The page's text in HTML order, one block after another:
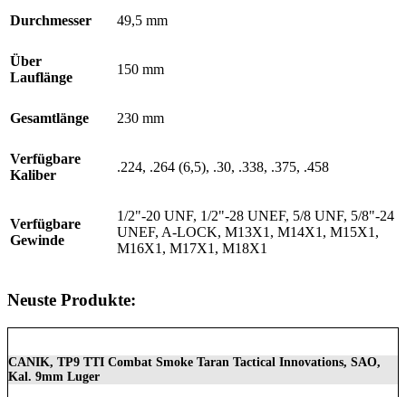
Durchmesser 49,5 mm
Über
Lauflänge
150 mm
Gesamtlänge 230 mm
Verfügbare
Kaliber
.224, .264 (6,5), .30, .338, .375, .458
Verfügbare
Gewinde
1/2"-20 UNF, 1/2"-28 UNEF, 5/8 UNF, 5/8"-24
UNEF, A-LOCK, M13X1, M14X1, M15X1,
M16X1, M17X1, M18X1
Neuste Produkte:
CANIK, TP9 TTI Combat Smoke Taran Tactical Innovations, SAO,
Kal. 9mm Luger